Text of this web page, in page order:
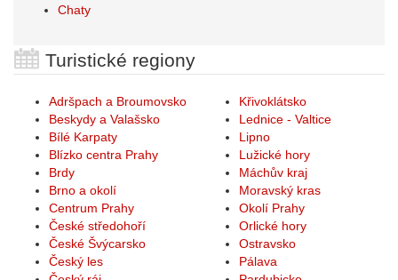
Chaty
Turistické regiony
Adršpach a Broumovsko
Beskydy a Valašsko
Bílé Karpaty
Blízko centra Prahy
Brdy
Brno a okolí
Centrum Prahy
České středohoří
České Švýcarsko
Český les
Křivoklátsko
Lednice - Valtice
Lipno
Lužické hory
Máchův kraj
Moravský kras
Okolí Prahy
Orlické hory
Ostravsko
Pálava